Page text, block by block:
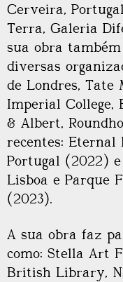
Cerveira,
Terra, Galeria
sua obra
diversas
de Londres, Tate
Imperial College,
& Albert,
recentes: Eternal
Portugal (2022)
Lisboa e Parque
(2023).
A sua obra faz
como: Stella Art
British Library,